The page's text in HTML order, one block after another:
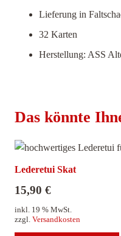
Lieferung in
32 Karten
Herstellung: ASS
Das könnte
Lederetui Skat
15,90 €
inkl. 19 % MwSt.
zzgl. Versandkosten